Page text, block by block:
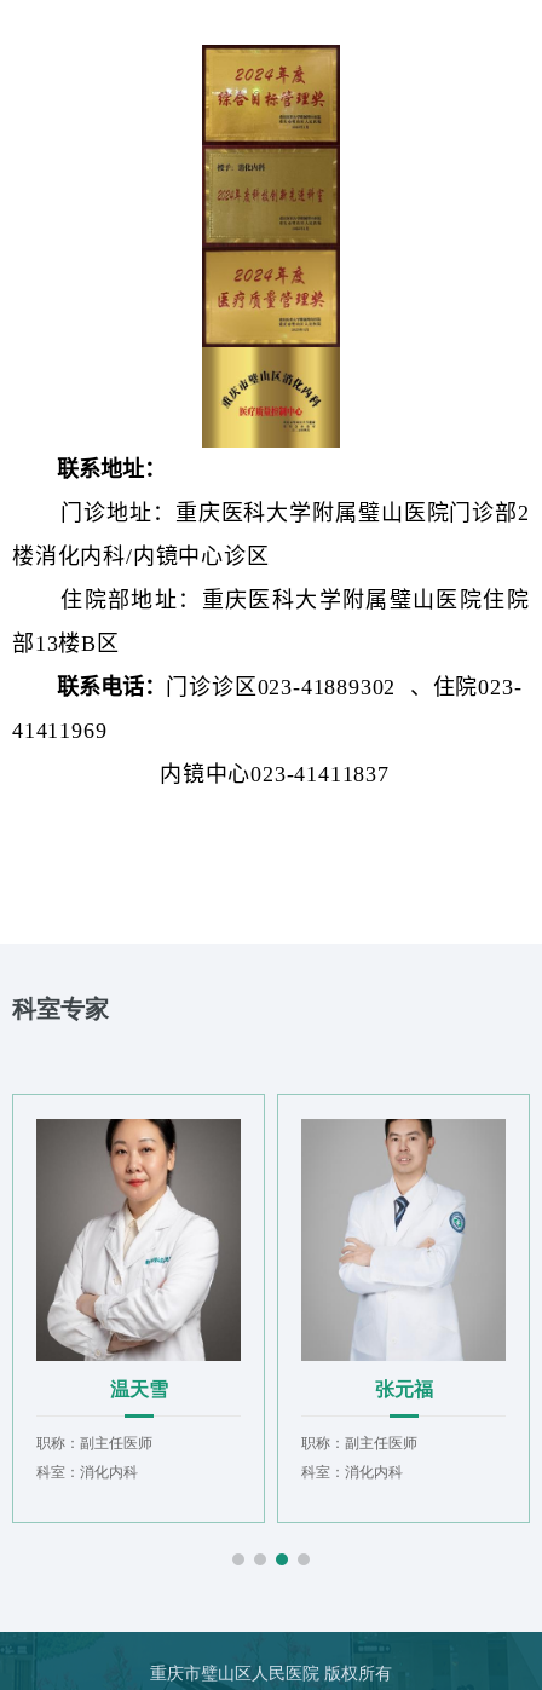
联系地址：
门诊地址：重庆医科大学附属璧山医院门诊部2
楼消化内科/内镜中心诊区
住院部地址：重庆医科大学附属璧山医院住院
部13楼B区
联系电话： 门诊诊区023-41889302 、住院023-
41411969
内镜中心023-41411837
科室专家
任医师
内科
职称：副主任医师
科室：消化内科
重庆市璧山区人民医院 版权所有